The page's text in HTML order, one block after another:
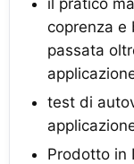
il pratico
coprenza e
passata
test di
Prodotto in